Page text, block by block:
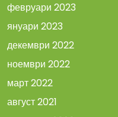
февруари 2023
януари 2023
декември 2022
ноември 2022
март 2022
август 2021